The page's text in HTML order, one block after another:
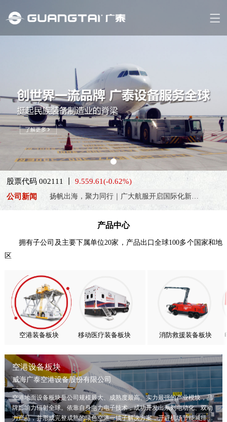
股票代码 002111 丨9.559.61(-0.62%)
公司新闻
喜报！威海广泰ESG评级荣获AAA级 可持续发展实力获权威…
抢抓能源转型风口，电动化驱动威海广泰欧洲业务腾飞
热烈庆祝中国共产党成立105周年！
扬帆出海，聚力同行｜广大航服开启国际化新征程
热烈庆祝中国共产党成立105周年！
产品中心
拥有子公司及主要下属单位20家，产品出口全球100多个国家和地
区
空港装备板块 移动医疗装备板块 消防救援装备板块
空港设备板块
威海广泰空港设备股份有限公司
空港地面设备板块是公司规模最大、成熟度最高、实力最强的产业模块，品
牌影响力辐射全球。依靠自身电力电子技术，成功开发出系列电动化、双动
力产品，并形成完整成熟的绿色空港一揽子解决方案，开辟机场节能减排新